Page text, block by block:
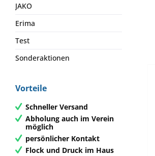
JAKO
Erima
Test
Sonderaktionen
Vorteile
Schneller Versand
Abholung auch im Verein
möglich
persönlicher Kontakt
Flock und Druck im Haus